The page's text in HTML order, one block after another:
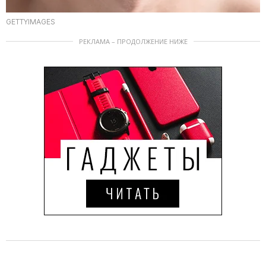
GETTYIMAGES
РЕКЛАМА – ПРОДОЛЖЕНИЕ НИЖЕ